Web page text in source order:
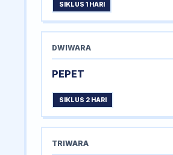
SIKLUS 1 HARI
DWIWARA
PEPET
SIKLUS 2 HARI
TRIWARA